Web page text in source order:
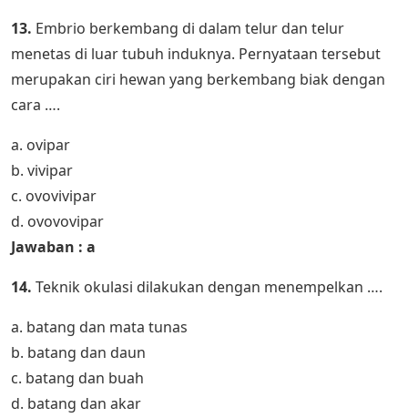
13. Embrio berkembang di dalam telur dan telur
menetas di luar tubuh induknya. Pernyataan tersebut
merupakan ciri hewan yang berkembang biak dengan
cara ….
a. ovipar
b. vivipar
c. ovovivipar
d. ovovovipar
Jawaban : a
14. Teknik okulasi dilakukan dengan menempelkan ….
a. batang dan mata tunas
b. batang dan daun
c. batang dan buah
d. batang dan akar